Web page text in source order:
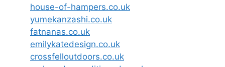
house-of-hampers.co.uk
yumekanzashi.co.uk
fatnanas.co.uk
emilykatedesign.co.uk
crossfelloutdoors.co.uk